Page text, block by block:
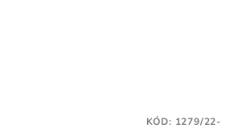
KÓD: 1279/22-